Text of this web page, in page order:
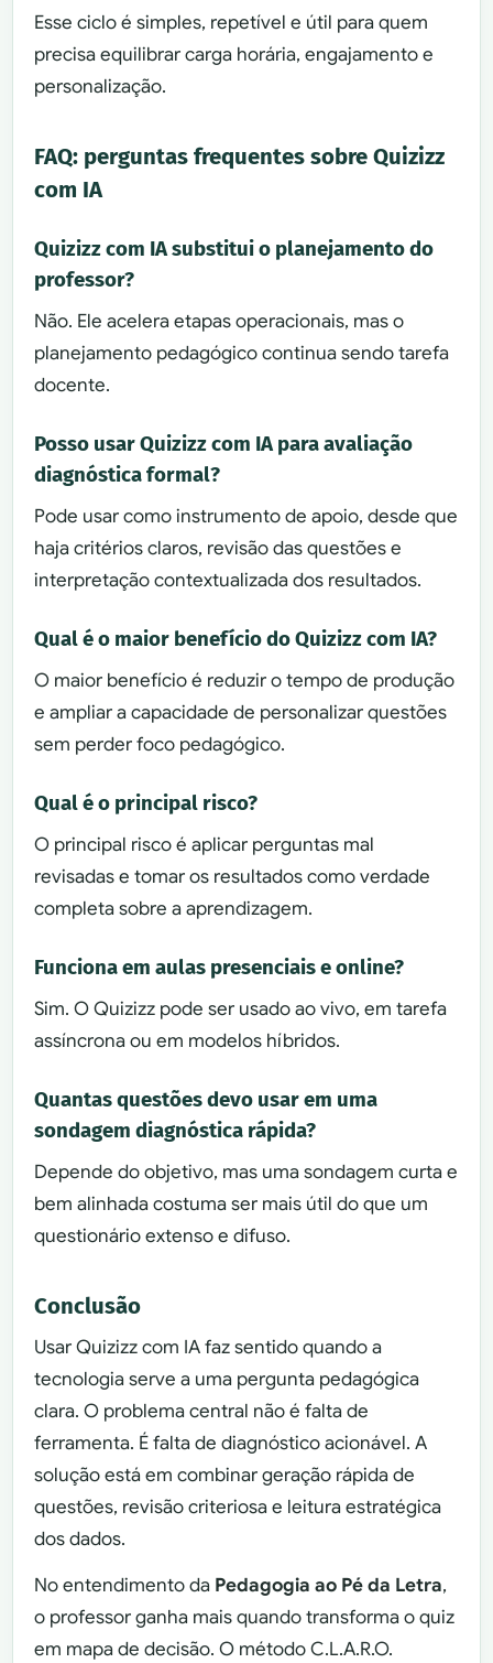
Esse ciclo é simples, repetível e útil para quem
precisa equilibrar carga horária, engajamento e
personalização.
FAQ: perguntas frequentes sobre Quizizz
com IA
Quizizz com IA substitui o planejamento do
professor?
Não. Ele acelera etapas operacionais, mas o
planejamento pedagógico continua sendo tarefa
docente.
Posso usar Quizizz com IA para avaliação
diagnóstica formal?
Pode usar como instrumento de apoio, desde que
haja critérios claros, revisão das questões e
interpretação contextualizada dos resultados.
Qual é o maior benefício do Quizizz com IA?
O maior benefício é reduzir o tempo de produção
e ampliar a capacidade de personalizar questões
sem perder foco pedagógico.
Qual é o principal risco?
O principal risco é aplicar perguntas mal
revisadas e tomar os resultados como verdade
completa sobre a aprendizagem.
Funciona em aulas presenciais e online?
Sim. O Quizizz pode ser usado ao vivo, em tarefa
assíncrona ou em modelos híbridos.
Quantas questões devo usar em uma
sondagem diagnóstica rápida?
Depende do objetivo, mas uma sondagem curta e
bem alinhada costuma ser mais útil do que um
questionário extenso e difuso.
Conclusão
Usar Quizizz com IA faz sentido quando a
tecnologia serve a uma pergunta pedagógica
clara. O problema central não é falta de
ferramenta. É falta de diagnóstico acionável. A
solução está em combinar geração rápida de
questões, revisão criteriosa e leitura estratégica
dos dados.
No entendimento da Pedagogia ao Pé da Letra,
o professor ganha mais quando transforma o quiz
em mapa de decisão. O método C.L.A.R.O.